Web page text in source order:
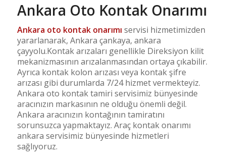
Ankara Oto Kontak Onarımı
Ankara oto kontak onarımı servisi hizmetimizden
yararlanarak, Ankara çankaya, ankara
çayyolu.Kontak arızaları genellikle Direksiyon kilit
mekanizmasının arızalanmasından ortaya çıkabilir.
Ayrıca kontak kolon arızası veya kontak şifre
arızası gibi durumlarda 7/24 hizmet vermekteyiz.
Ankara oto kontak tamiri servisimiz bünyesinde
aracınızın markasının ne olduğu önemli değil.
Ankara aracınızın kontağının tamiratını
sorunsuzca yapmaktayız. Araç kontak onarımı
ankara servisimiz bünyesinde hizmetleri
sağlıyoruz.